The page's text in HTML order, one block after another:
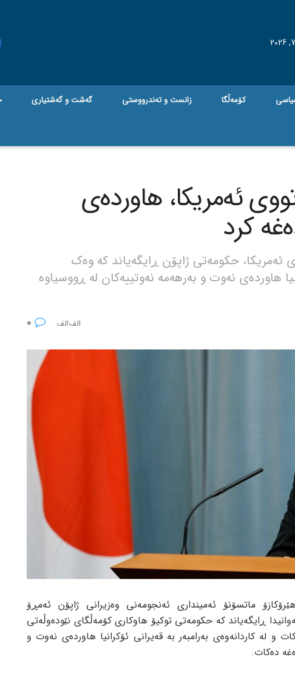
کۆمەڵگا زانست و تەندرووستی گه‌شت و گه‌شتیاری
ئەمریکا، هاوردەی
کرد
حکومەتی ژاپۆن ڕایگەیاند کە وەک
هاوردەی نەوت و بەرهەمە نەوتییەکان لە ڕووسیاوە
ماتسۆنۆ ئەمینداری ئەنجومەنی وەزیرانی ژاپۆن ئەمڕۆ
ڕایگەیاند کە حکومەتی توکیۆ هاوکاری کۆمەڵگای نێودەوڵەتی
لە گرووپی 7 دەکات و لە کاردانەوەی بەرامبەر بە قەیرانی ئۆکرانیا هاوردەی نەوت و
دەکات.